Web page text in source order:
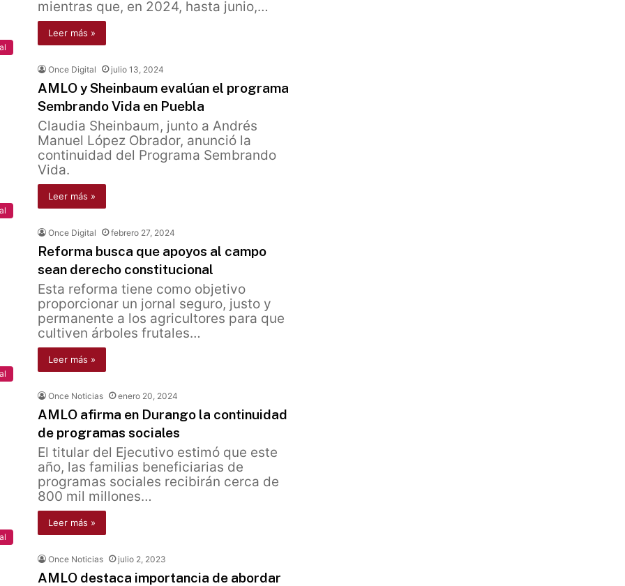
mientras que, en 2024, hasta junio,…
Leer más »
Once Digital julio 13, 2024
AMLO y Sheinbaum evalúan el programa
Sembrando Vida en Puebla
Claudia Sheinbaum, junto a Andrés
Manuel López Obrador, anunció la
continuidad del Programa Sembrando
Vida.
Leer más »
Once Digital febrero 27, 2024
Reforma busca que apoyos al campo
sean derecho constitucional
Esta reforma tiene como objetivo
proporcionar un jornal seguro, justo y
permanente a los agricultores para que
cultiven árboles frutales…
Leer más »
Once Noticias enero 20, 2024
AMLO afirma en Durango la continuidad
de programas sociales
El titular del Ejecutivo estimó que este
año, las familias beneficiarias de
programas sociales recibirán cerca de
800 mil millones…
Leer más »
Once Noticias julio 2, 2023
AMLO destaca importancia de abordar